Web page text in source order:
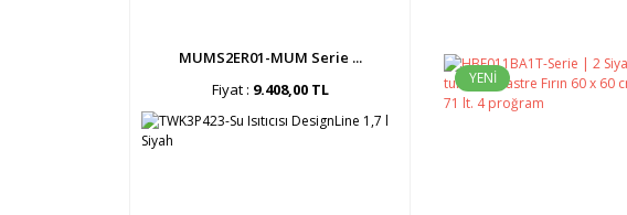
MUMS2ER01-MUM Serie ...
Fiyat : 9.408,00 TL
YENİ